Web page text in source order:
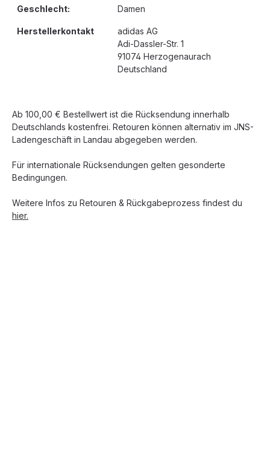
Geschlecht: Damen
Herstellerkontakt
adidas AG
Adi-Dassler-Str. 1
91074 Herzogenaurach
Deutschland
Ab 100,00 € Bestellwert ist die Rücksendung innerhalb
Deutschlands kostenfrei. Retouren können alternativ im JNS-
Ladengeschäft in Landau abgegeben werden.
Für internationale Rücksendungen gelten gesonderte
Bedingungen.
Weitere Infos zu Retouren & Rückgabeprozess findest du
hier.